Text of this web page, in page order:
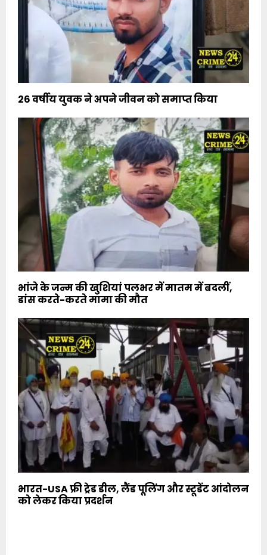
26 वर्षीय युवक ने अपने जीवन को समाप्त किया
भांजे के जन्म की खुशियां पलभर में मातम में बदलीं,
डांस करते-करते मामा की मौत
भारत-USA फ्री ट्रेड डील, लैंड पूलिंग और स्टूडेंट आंदोलन
को लेकर किया प्रदर्शन